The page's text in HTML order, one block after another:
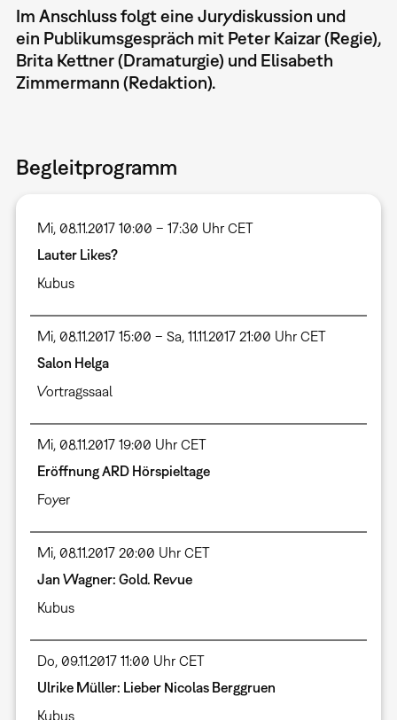
Im Anschluss folgt eine Jurydiskussion und
ein Publikumsgespräch mit Peter Kaizar (Regie),
Brita Kettner (Dramaturgie) und Elisabeth
Zimmermann (Redaktion).
Begleitprogramm
Mi, 08.11.2017 10:00 – 17:30 Uhr CET
Lauter Likes?
Kubus
Mi, 08.11.2017 15:00 – Sa, 11.11.2017 21:00 Uhr CET
Salon Helga
Vortragssaal
Mi, 08.11.2017 19:00 Uhr CET
Eröffnung ARD Hörspieltage
Foyer
Mi, 08.11.2017 20:00 Uhr CET
Jan Wagner: Gold. Revue
Kubus
Do, 09.11.2017 11:00 Uhr CET
Ulrike Müller: Lieber Nicolas Berggruen
Kubus